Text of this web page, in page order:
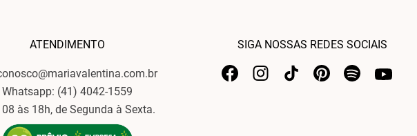
ATENDIMENTO
Whatsapp: (41) 4042-1559
08 às 18h, de Segunda à Sexta.
SIGA NOSSAS REDES SOCIAIS